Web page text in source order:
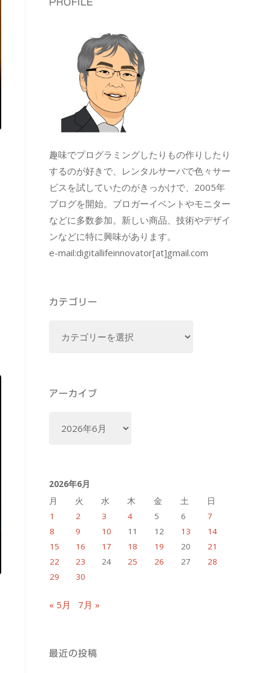
PROFILE
趣味でプログラミングしたりもの作りしたり
するのが好きで、レンタルサーバで色々サー
ビスを試していたのがきっかけで、2005年
ブログを開始。ブロガーイベントやモニター
などに多数参加。新しい商品、技術やデザイ
ンなどに特に興味があります。
e-mail:digitallifeinnovator[at]gmail.com
カテゴリー
ー
アーカイブ
ブ
2026年6月
月
火 水 木 金 土
日
1
2 3 4 5 6
7
8
9 10 11 12 13
14
15
16 17 18 19 20
21
22
23 24 25 26 27
28
29
30
« 5月 7月 »
最近の投稿